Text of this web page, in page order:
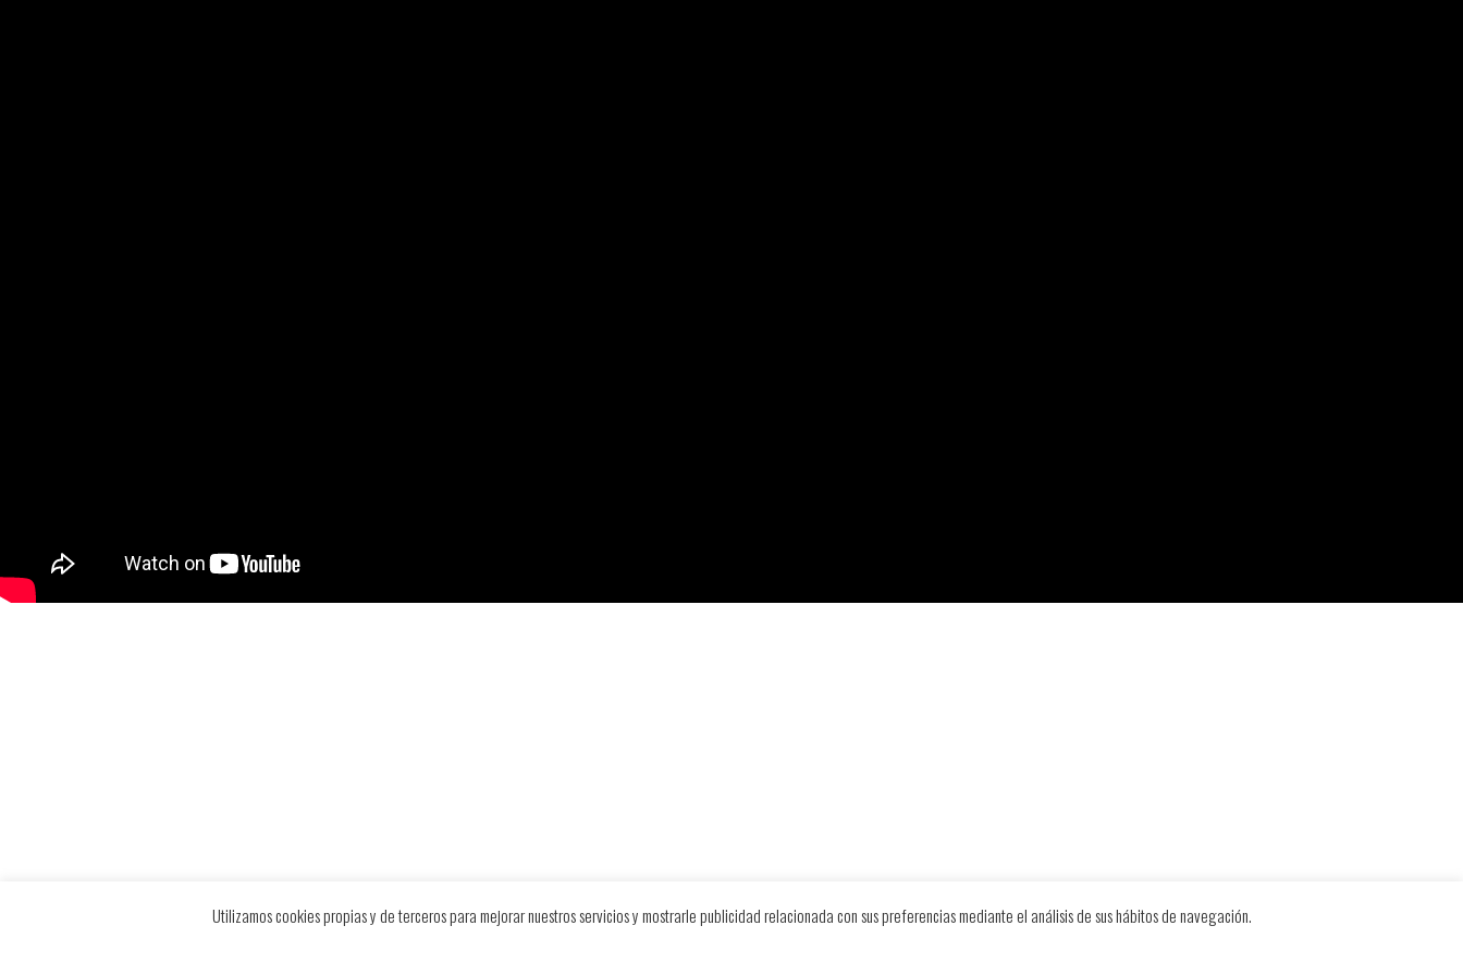
Utilizamos cookies propias y de terceros para mejorar nuestros servicios y mostrarle publicidad relacionada con sus preferencias mediante el análisis de sus hábitos de navegación.